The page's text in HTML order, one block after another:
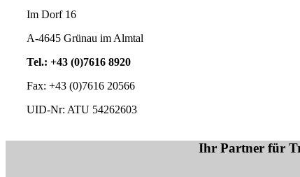
Im Dorf 16
A-4645 Grünau im Almtal
Tel.: +43 (0)7616 8920
Fax: +43 (0)7616 20566
UID-Nr: ATU 54262603
Ihr Partner für